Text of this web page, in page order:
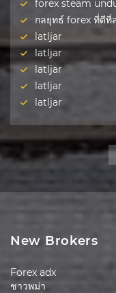
forex steam
กลยุทธ์ forex ที่ดีที่
latljar
latljar
latljar
latljar
latljar
New Brokers
Forex adx
ชาวพม่า